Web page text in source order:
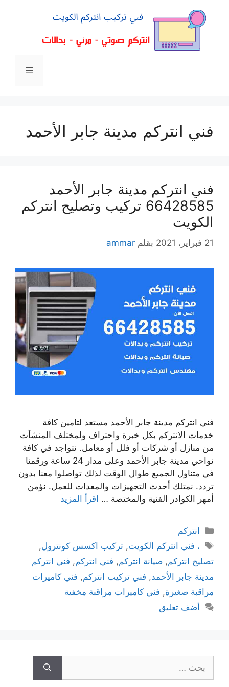
فني انتركم مدينة جابر الأحمد
فني انتركم مدينة جابر الأحمد
66428585 تركيب وتصليح انتركم
الكويت
21 فبراير، 2021 بقلم ammar
فني انتركم مدينة جابر الأحمد مستعد لتامين كافة
خدمات الانتركم بكل خبرة واحتراف ولمختلف المنشآت
من منازل أو شركات أو فلل أو معامل. نتواجد في كافة
نواحي مدينة جابر الأحمد وعلى مدار 24 ساعة ورقمنا
في متناول الجميع طوال الوقت لذلك تواصلوا معنا بدون
تردد. نمتلك أحدث التجهيزات والمعدات للعمل. نؤمن
أمهر الكوادر الفنية والمختصة … اقرأ المزيد
انتركم
، فني انتركم الكويت,تركيب اكسس كونترول,
تصليح انتركم, صيانة انتركم, فني انتركم, فني انتركم
مدينة جابر الأحمد, فني تركيب انتركم, فني كاميرات
مراقبة صغيرة, فني كاميرات مراقبة مخفية
أضف تعليق